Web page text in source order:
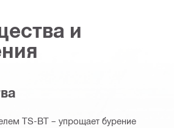
и
TS-BT – упрощает бурение